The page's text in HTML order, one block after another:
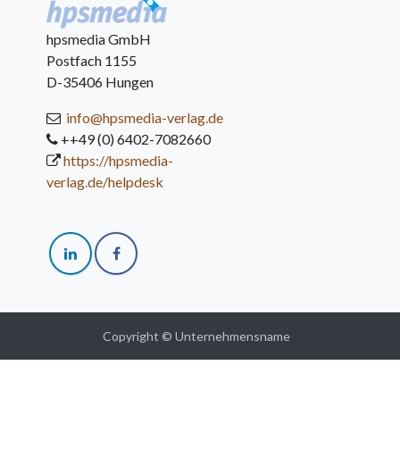
hpsmedia GmbH
Postfach 1155
D-35406 Hungen
info@hpsmedia-verlag.de
++49 (0) 6402-7082660
https://hpsmedia-
verlag.de/helpdesk
Copyright © Unternehmensname